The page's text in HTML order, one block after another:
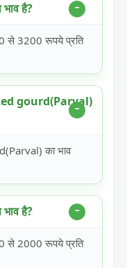
है?
से 3200 रूपये प्रति
gourd(Parval)
का भाव
है?
से 2000 रूपये प्रति